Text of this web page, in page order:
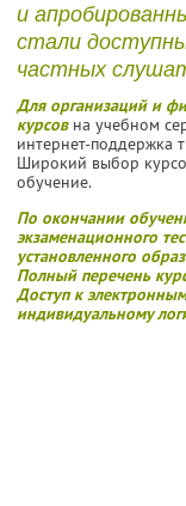
и
стали
частных
Для организаций и
курсовна учебном
интернет-поддержка
Широкий выбор
обучение.
По окончании
экзаменационного
установленного
Полный перечень
Доступ к
индивидуальному